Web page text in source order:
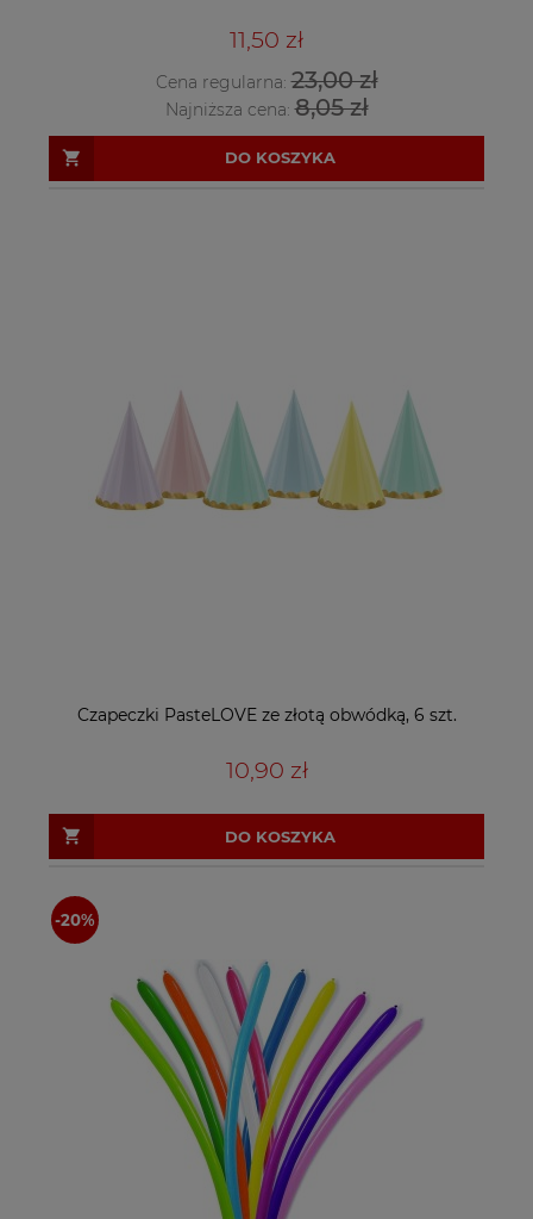
11,50 zł
Cena regularna:23,00 zł
Najniższa cena:8,05 zł
DO KOSZYKA
Czapeczki PasteLOVE ze złotą obwódką, 6 szt.
10,90 zł
DO KOSZYKA